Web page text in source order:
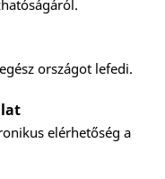
országot lefedi.
elérhetőség a